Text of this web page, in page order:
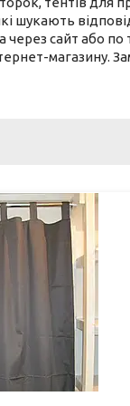
шукають
сайт або по
магазину.